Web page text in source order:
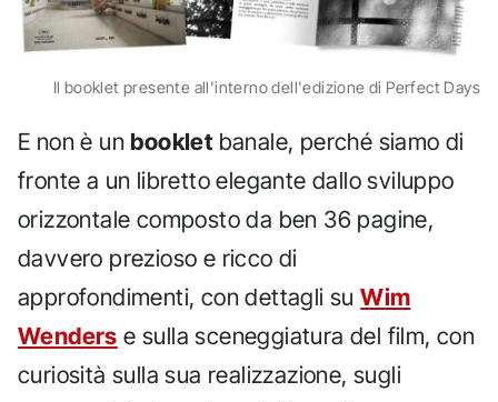
Il booklet presente all'interno dell'edizione di Perfect Days
E non è un booklet banale, perché siamo di
fronte a un libretto elegante dallo sviluppo
orizzontale composto da ben 36 pagine,
davvero prezioso e ricco di
approfondimenti, con dettagli suWim
Wenders e sulla sceneggiatura del film, con
curiosità sulla sua realizzazione, sugli